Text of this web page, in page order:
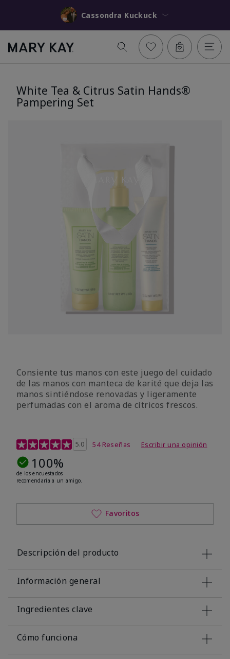
Cassondra Kuckuck
White Tea & Citrus Satin Hands®
Pampering Set
Consiente tus manos con este juego del cuidado
de las manos con manteca de karité que deja las
manos sintiéndose renovadas y ligeramente
perfumadas con el aroma de cítricos frescos.
Calificación de clientes de 4,7 de 5
5.0 54 Reseñas Escribir una opinión
100%
de los encuestados
recomendaría a un amigo.
Favoritos
Descripción del producto
Información general
Ingredientes clave
Cómo funciona